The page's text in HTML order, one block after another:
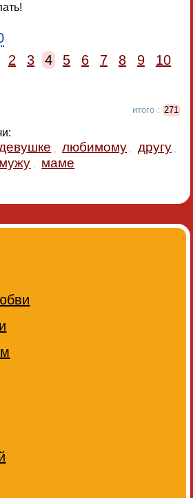
2 3 4 5 6 7 8 9
10
итого : 271
, любимому , другу ,
мужу , маме